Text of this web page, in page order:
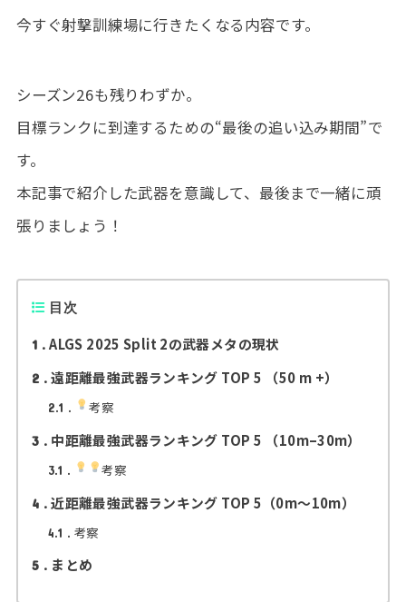
今すぐ射撃訓練場に行きたくなる内容です。
シーズン26も残りわずか。
目標ランクに到達するための“最後の追い込み期間”で
す。
本記事で紹介した武器を意識して、最後まで一緒に頑
張りましょう！
目次
1 ALGS 2025 Split 2の武器メタの現状
2 遠距離最強武器ランキング TOP 5 （50 m +）
2.1 考察
3 中距離最強武器ランキング TOP 5 （10m–30m）
3.1 考察
4 近距離最強武器ランキング TOP 5（0m〜10m）
4.1 考察
5 まとめ